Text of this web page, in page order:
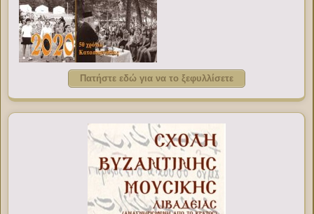
Πατήστε εδώ για να το ξεφυλλίσετε